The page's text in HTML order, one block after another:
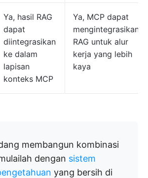
Ya, hasil RAG
dapat
diintegrasikan
ke dalam
lapisan
konteks MCP
Ya, MCP dapat
mengintegrasikan
RAG untuk alur
kerja yang lebih
kaya
membangun kombinasi
dengan sistem
yang bersih di